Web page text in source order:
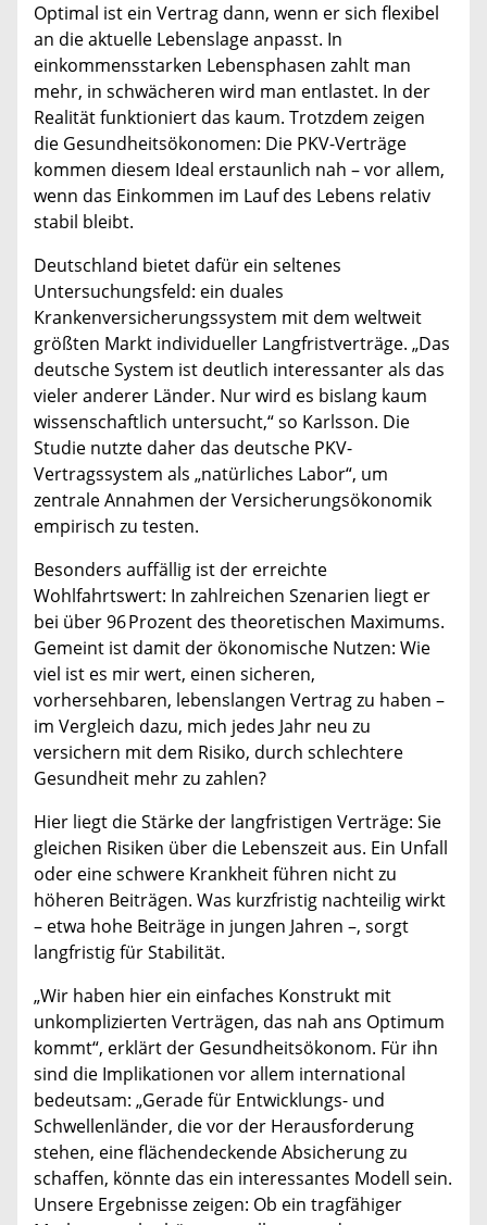
Optimal ist ein Vertrag dann, wenn er sich flexibel
an die aktuelle Lebenslage anpasst. In
einkommensstarken Lebensphasen zahlt man
mehr, in schwächeren wird man entlastet. In der
Realität funktioniert das kaum. Trotzdem zeigen
die Gesundheitsökonomen: Die PKV-Verträge
kommen diesem Ideal erstaunlich nah – vor allem,
wenn das Einkommen im Lauf des Lebens relativ
stabil bleibt.
Deutschland bietet dafür ein seltenes
Untersuchungsfeld: ein duales
Krankenversicherungssystem mit dem weltweit
größten Markt individueller Langfristverträge. „Das
deutsche System ist deutlich interessanter als das
vieler anderer Länder. Nur wird es bislang kaum
wissenschaftlich untersucht,“ so Karlsson. Die
Studie nutzte daher das deutsche PKV-
Vertragssystem als „natürliches Labor“, um
zentrale Annahmen der Versicherungsökonomik
empirisch zu testen.
Besonders auffällig ist der erreichte
Wohlfahrtswert: In zahlreichen Szenarien liegt er
bei über 96 Prozent des theoretischen Maximums.
Gemeint ist damit der ökonomische Nutzen: Wie
viel ist es mir wert, einen sicheren,
vorhersehbaren, lebenslangen Vertrag zu haben –
im Vergleich dazu, mich jedes Jahr neu zu
versichern mit dem Risiko, durch schlechtere
Gesundheit mehr zu zahlen?
Hier liegt die Stärke der langfristigen Verträge: Sie
gleichen Risiken über die Lebenszeit aus. Ein Unfall
oder eine schwere Krankheit führen nicht zu
höheren Beiträgen. Was kurzfristig nachteilig wirkt
– etwa hohe Beiträge in jungen Jahren –, sorgt
langfristig für Stabilität.
„Wir haben hier ein einfaches Konstrukt mit
unkomplizierten Verträgen, das nah ans Optimum
kommt“, erklärt der Gesundheitsökonom. Für ihn
sind die Implikationen vor allem international
bedeutsam: „Gerade für Entwicklungs- und
Schwellenländer, die vor der Herausforderung
stehen, eine flächendeckende Absicherung zu
schaffen, könnte das ein interessantes Modell sein.
Unsere Ergebnisse zeigen: Ob ein tragfähiger